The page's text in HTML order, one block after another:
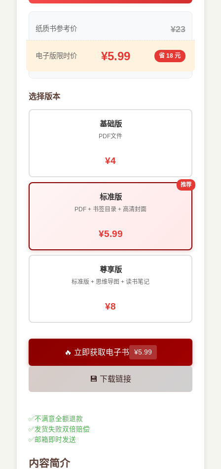
纸质书参考价 ¥23
电子版限时价 ¥5.99 省 18 元
选择版本
基础版
PDF文件
¥4
推荐
标准版
PDF + 书签目录 + 高清封面
¥5.99
尊享版
标准版 + 思维导图 + 读书笔记
¥8
🔥 立即获取电子书 ¥5.99
💾 下载链接
✅不满意全额退款
✅发货失败双倍赔偿
✅邮箱即时发送
内容简介